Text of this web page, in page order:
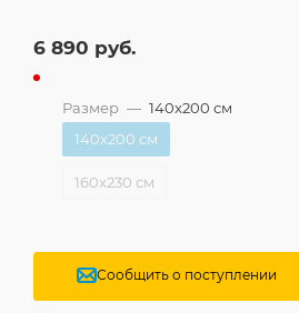
6 890 руб.
Размер — 140x200 см
140x200 см
160x230 см
Сообщить о поступлении